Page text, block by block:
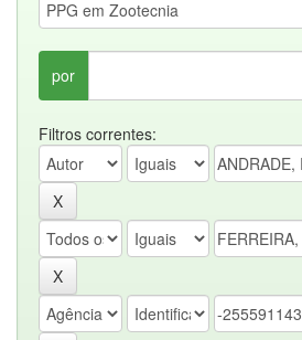
por
Filtros correntes: